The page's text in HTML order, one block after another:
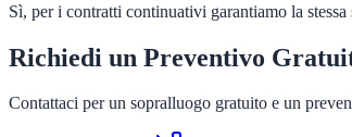
Sì, per i contratti continuativi garantiamo la
Richiedi un Preventivo
Contattaci per un sopralluogo gratuito e un